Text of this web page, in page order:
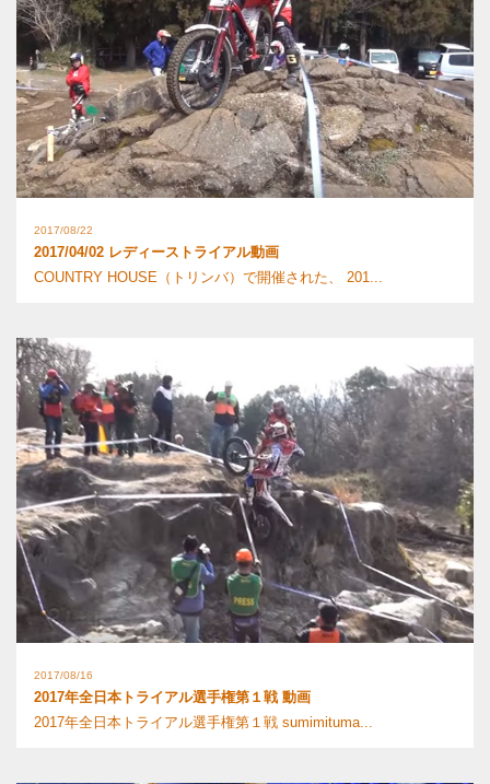
2017/08/22
2017/04/02 レディーストライアル動画
COUNTRY HOUSE（トリンバ）で開催された、 201...
2017/08/16
2017年全日本トライアル選手権第１戦 動画
2017年全日本トライアル選手権第１戦 sumimituma...